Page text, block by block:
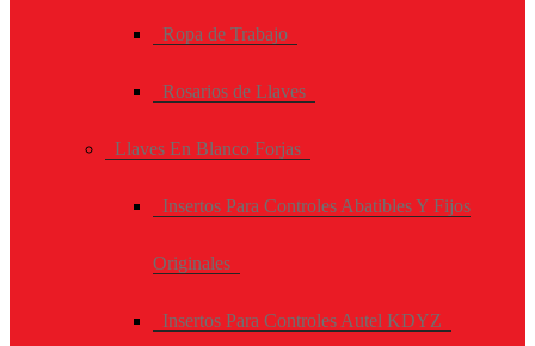
Ropa de Trabajo
Rosarios de Llaves
Llaves En Blanco Forjas
Insertos Para Controles Abatibles Y Fijos
Originales
Insertos Para Controles Autel KDYZ